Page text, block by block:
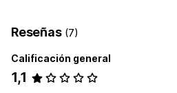
Reseñas (7)
Calificación general
1,1